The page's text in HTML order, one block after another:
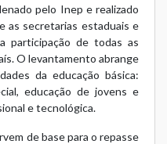
pelo Inep e realizado
as secretarias estaduais e
participação de todas as
O levantamento abrange
da educação básica:
educação de jovens e
e tecnológica.
de base para o repasse